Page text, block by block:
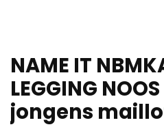
NAME IT
LEGGING
jongens